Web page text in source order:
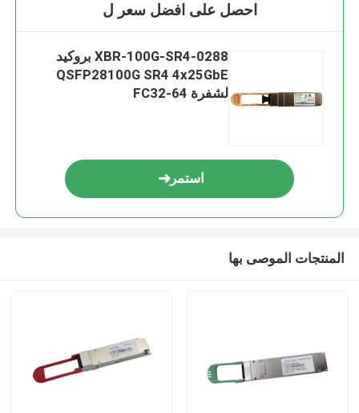
احصل على افضل سعر ل
XBR-100G-SR4-0288 بروكيد
QSFP28100G SR4 4x25GbE
لشفرة FC32-64
استمر
المنتجات الموصى بها